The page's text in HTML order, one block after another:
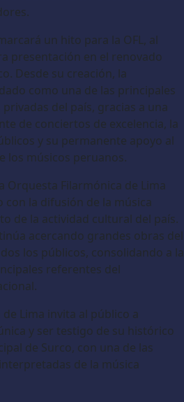
un hito para la OFL, al
presentación en el renovado
Desde su creación, la
como una de las principales
del país, gracias a una
de conciertos de excelencia, la
y su permanente apoyo al
los músicos peruanos.
Orquesta Filarmónica de Lima
la difusión de la música
de la actividad cultural del país.
acercando grandes obras del
los públicos, consolidando a la
referentes del
Lima invita al público a
y ser testigo de su histórico
de Surco, con una de las
de la música